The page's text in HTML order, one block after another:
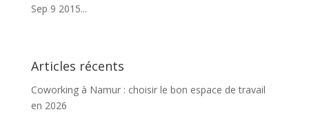
Sep 9 2015...
Articles récents
Coworking à Namur : choisir le bon espace de travail
en 2026